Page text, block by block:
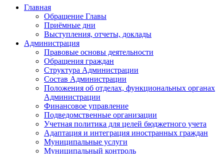
Главная
Обращение Главы
Приёмные дни
Выступления, отчеты, доклады
Администрация
Правовые основы деятельности
Обращения граждан
Структура Администрации
Состав Администрации
Положения об отделах, функциональных органах
Администрации
Финансовое управление
Подведомственные организации
Учетная политика для целей бюджетного учета
Адаптация и интеграция иностранных граждан
Муниципальные услуги
Муниципальный контроль